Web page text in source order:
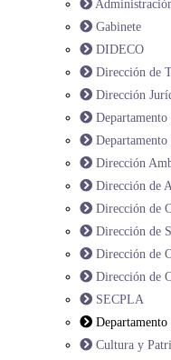
Gabinete
DIDECO
Dirección de
Dirección
Departamento
Departamento
Dirección
Dirección de
Dirección de
Dirección de
Dirección de
Dirección de
SECPLA
Cultura y